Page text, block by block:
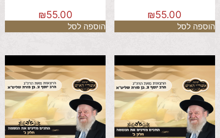
₪55.00
הוספה לסל
₪55.00
הוספה לסל